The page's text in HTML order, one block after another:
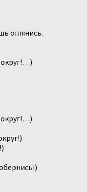
оглянись.